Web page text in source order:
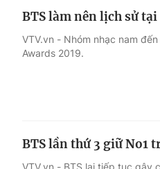
BTS làm nên lịch sử
VTV.vn - Nhóm nhạc nam
Awards 2019.
BTS lần thứ 3 giữ No1